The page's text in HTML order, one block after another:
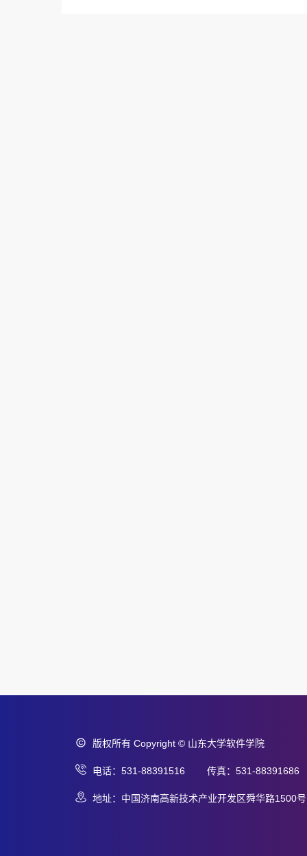
版权所有 Copyright © 山东大学软件学院
电话：531-88391516 传真：531-88391686
地址：中国济南高新技术产业开发区舜华路